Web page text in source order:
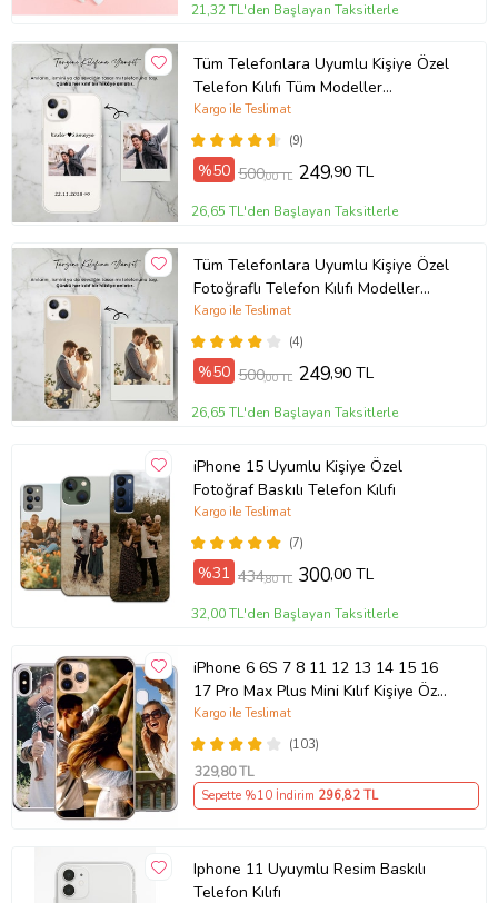
21,32 TL'den Başlayan Taksitlerle
Tüm Telefonlara Uyumlu Kişiye Özel
Telefon Kılıfı Tüm Modeller
Açıklamada
(9)
Kargo ile Teslimat
%50 500,00 TL 249,90 TL
26,65 TL'den Başlayan Taksitlerle
Tüm Telefonlara Uyumlu Kişiye Özel
Fotoğraflı Telefon Kılıfı Modeller
Açıklamada
(4)
Kargo ile Teslimat
%50 500,00 TL 249,90 TL
26,65 TL'den Başlayan Taksitlerle
iPhone 15 Uyumlu Kişiye Özel
Fotoğraf Baskılı Telefon Kılıfı
(7)
Kargo ile Teslimat
%31 434,80 TL 300,00 TL
32,00 TL'den Başlayan Taksitlerle
iPhone 6 6S 7 8 11 12 13 14 15 16
17 Pro Max Plus Mini Kılıf Kişiye Özel
Resimli Fotoğraflı Silikon
(103)
Kargo ile Teslimat
329,80 TL
Sepette %10 İndirim 296,82 TL
Iphone 11 Uyuymlu Resim Baskılı
Telefon Kılıfı